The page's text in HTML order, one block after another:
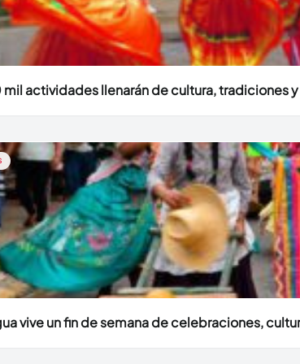
mil actividades llenarán de cultura, tradiciones
vive un fin de semana de celebraciones,